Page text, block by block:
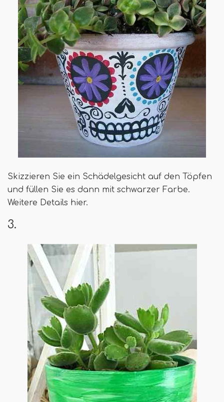
Skizzieren Sie ein Schädelgesicht auf den Töpfen
und füllen Sie es dann mit schwarzer Farbe.
Weitere Details hier.
3.